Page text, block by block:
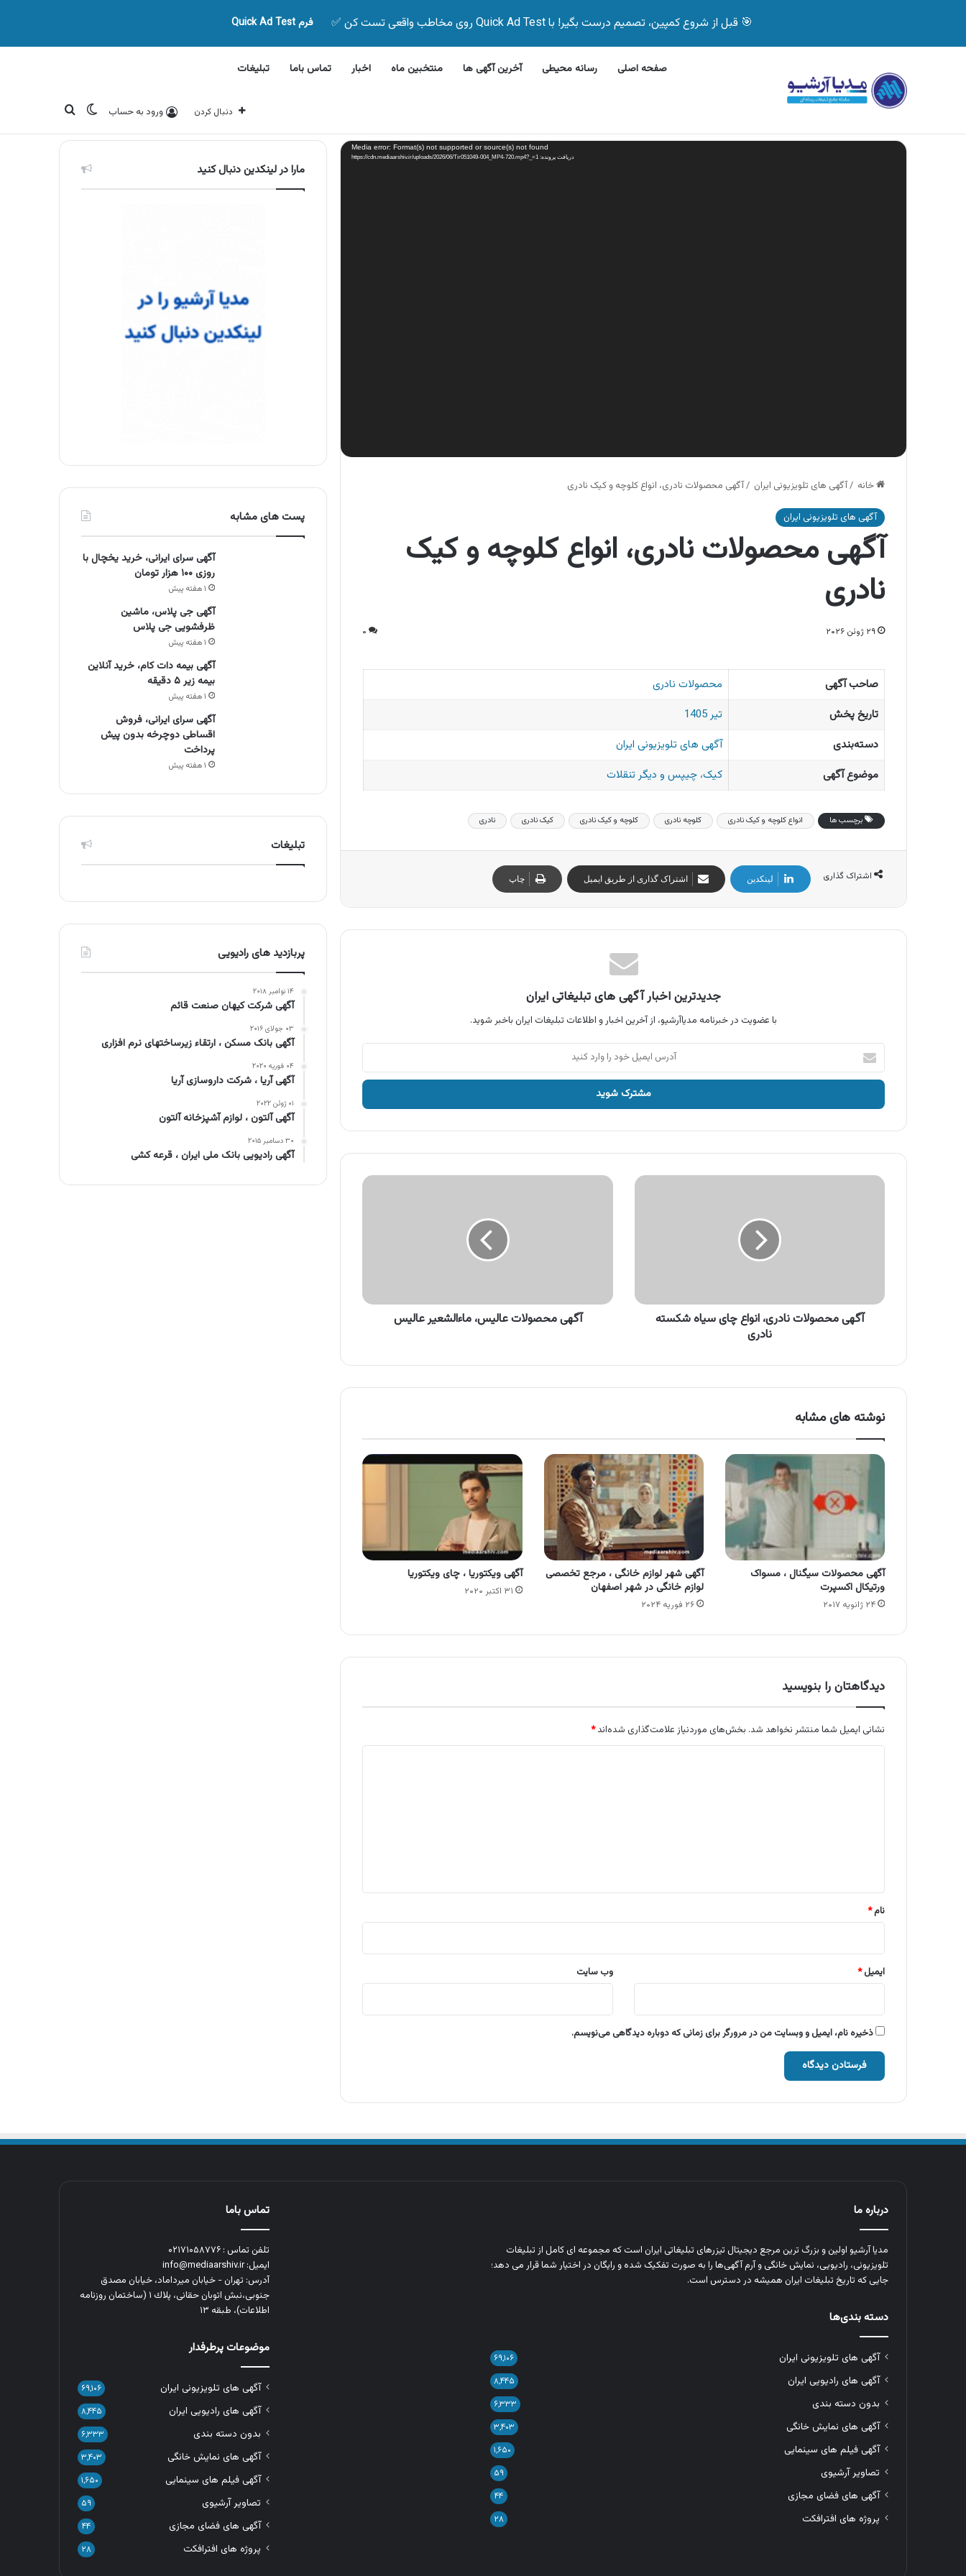
🎯 قبل از شروع کمپین، تصمیم درست بگیر! با Quick Ad Test روی مخاطب واقعی تست کن ✅ فرم Quick Ad Test
صفحه اصلی رسانه محیطی آخرین آگهی ها منتخبین ماه اخبار تماس باما تبلیغات
دنبال کردن ورود به حساب تغییر پوسته
جستجو برای پنج‌شنبه, 6 آگوست 2026 آگهی های تازه
نمایشگر
ویدیو Media error: Format(s) not supported or source(s) not found
دریافت پرونده: https://cdn.mediaarshiv.ir/uploads/2026/06/Tir051049-004_MP4-720.mp4?_=1
خانه /آگهی های تلویزیونی ایران /آگهی محصولات نادری، انواع کلوچه و کیک نادری
آگهی های تلویزیونی ایران
آگهی محصولات نادری، انواع کلوچه و کیک
نادری
۲۹ ژوئن ۲۰۲۶ ۰
صاحب آگهی
محصولات نادری
تاریخ پخش
تیر 1405
دسته‌بندی
آگهی های تلویزیونی ایران
موضوع آگهی
کیک، چیپس و دیگر تنقلات
برچسب ها انواع کلوچه و کیک نادری کلوچه نادری کلوچه و کیک نادری کیک نادری نادری
اشتراک گذاری لینکدین اشتراک گذاری از طریق ایمیل چاپ
جدیدترین اخبار آگهی های تبلیغاتی ایران
با عضویت در خبرنامه مدیاآرشیو، از آخرین اخبار و اطلاعات تبلیغات ایران باخبر شوید.
آدرس
ایمیل
خود
وارد
آگهی
آگهی محصولات نادری، انواع چای سیاه شکسته
نادری
آگهی
آگهی محصولات عالیس، ماءالشعیر عالیس
نوشته های مشابه
آگهی محصولات سیگنال ، مسواک
ورتیکال اکسپرت
۲۴ ژانویه ۲۰۱۷
آگهی شهر لوازم خانگی ، مرجع تخصصی
لوازم خانگی در شهر اصفهان
۲۶ فوریه ۲۰۲۴
آگهی ویکتوریا ، چای ویکتوریا
۳۱ اکتبر ۲۰۲۰
دیدگاهتان را بنویسید
نشانی ایمیل شما منتشر نخواهد شد. بخش‌های موردنیاز علامت‌گذاری شده‌اند*
نام*
ایمیل* وب‌ سایت
ذخیره نام، ایمیل و وبسایت من در مرورگر برای زمانی که دوباره دیدگاهی می‌نویسم.
مارا در لینکدین دنبال کنید
پست های مشابه
آگهی سرای ایرانی، خرید یخچال با
روزی ۱۰۰ هزار تومان
۱ هفته پیش
آگهی جی پلاس، ماشین
ظرفشویی جی پلاس
۱ هفته پیش
آگهی بیمه دات کام، خرید آنلاین
بیمه زیر ۵ دقیقه
۱ هفته پیش
آگهی سرای ایرانی، فروش
اقساطی دوچرخه بدون پیش
پرداخت
۱ هفته پیش
تبلیغات
پربازدید های رادیویی
۱۴ نوامبر ۲۰۱۸
آگهی شرکت کیهان صنعت قائم
۰۳ جولای ۲۰۱۶
آگهی بانک مسکن ، ارتقاء زیرساختهای نرم افزاری
۰۴ فوریه ۲۰۲۰
آگهی آریا ، شرکت داروسازی آریا
۰۱ ژوئن ۲۰۲۲
آگهی آلتون ، لوازم آشپزخانه آلتون
۳۰ دسامبر ۲۰۱۵
آگهی رادیویی بانک ملی ایران ، قرعه کشی
درباره ما
مدیا آرشیو اولین و بزرگ‌ ترین مرجع دیجیتال تیزرهای تبلیغاتی ایران است که مجموعه‌ ای کامل از تبلیغات
تلویزیونی، رادیویی، نمایش خانگی و آرم‌ آگهی‌ها را به‌ صورت تفکیک‌ شده و رایگان در اختیار شما قرار می‌ دهد؛
جایی که تاریخ تبلیغات ایران همیشه در دسترس است.
دسته بندی‌ها
آگهی های تلویزیونی ایران ۶۹,۱۰۶
آگهی های رادیویی ایران ۸,۴۴۵
بدون دسته بندی ۶,۳۳۳
آگهی های نمایش خانگی ۳,۴۰۳
آگهی فیلم های سینمایی ۱,۶۵۰
تصاویر آرشیوی ۵۹
آگهی های فضای مجازی ۴۴
پروژه های افترافکت ۲۸
تماس باما
تلفن تماس : ۰۲۱۷۱۰۵۸۷۷۶
ایمیل: info@mediaarshiv.ir
آدرس: تهران - خیابان میرداماد، خیابان مصدق
جنوبی،نبش اتوبان حقانی، پلاك ١ (ساختمان روزنامه
اطلاعات)، طبقه ۱۳
موضوعات پرطرفدار
آگهی های تلویزیونی ایران ۶۹,۱۰۶
آگهی های رادیویی ایران ۸,۴۴۵
بدون دسته بندی ۶,۳۳۳
آگهی های نمایش خانگی ۳,۴۰۳
آگهی فیلم های سینمایی ۱,۶۵۰
تصاویر آرشیوی ۵۹
آگهی های فضای مجازی ۴۴
پروژه های افترافکت ۲۸